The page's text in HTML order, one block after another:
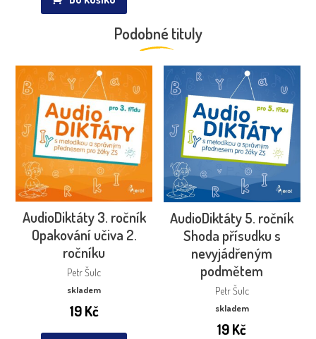
Podobné tituly
AudioDiktáty 3. ročník
Opakování učiva 2.
ročníku
Petr Šulc
skladem
19Kč
AudioDiktáty 5. ročník
Shoda přísudku s
nevyjádřeným
podmětem
Petr Šulc
skladem
19Kč